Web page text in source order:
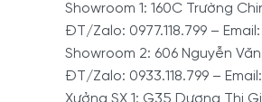
Showroom 1: 160C Trường
ĐT/Zalo: 0977.118.799 –
Showroom 2: 606 Nguyễn
ĐT/Zalo: 0933.118.799 –
Xưởng SX 1: G35 Dương Thị